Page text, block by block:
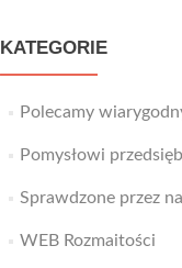
KATEGORIE
Polecamy
Pomysłowi
Sprawdzone przez
WEB Rozmaitości